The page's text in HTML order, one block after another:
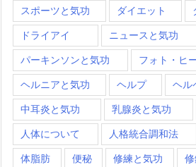
スポーツと気功 ダイエット
ドライアイ ニュースと気功
パーキンソンと気功 フォト・ヒ
ヘルニアと気功 ヘルプ ヘル
中耳炎と気功 乳腺炎と気功
人体について 人格統合調和法
体脂肪 便秘 修練と気功